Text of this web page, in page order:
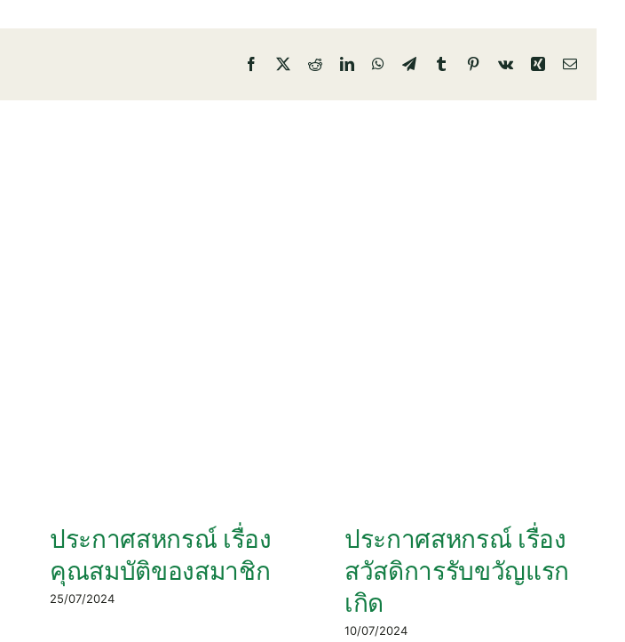
Facebook
X RedditLinkedInWhatsApp
TelegramTumblrPinterest
Vk Xing Email
ประกาศสหกรณ์ เรื่อง
คุณสมบัติของสมาชิก
25/07/2024
ประกาศสหกรณ์ เรื่อง
สวัสดิการรับขวัญแรก
เกิด
10/07/2024